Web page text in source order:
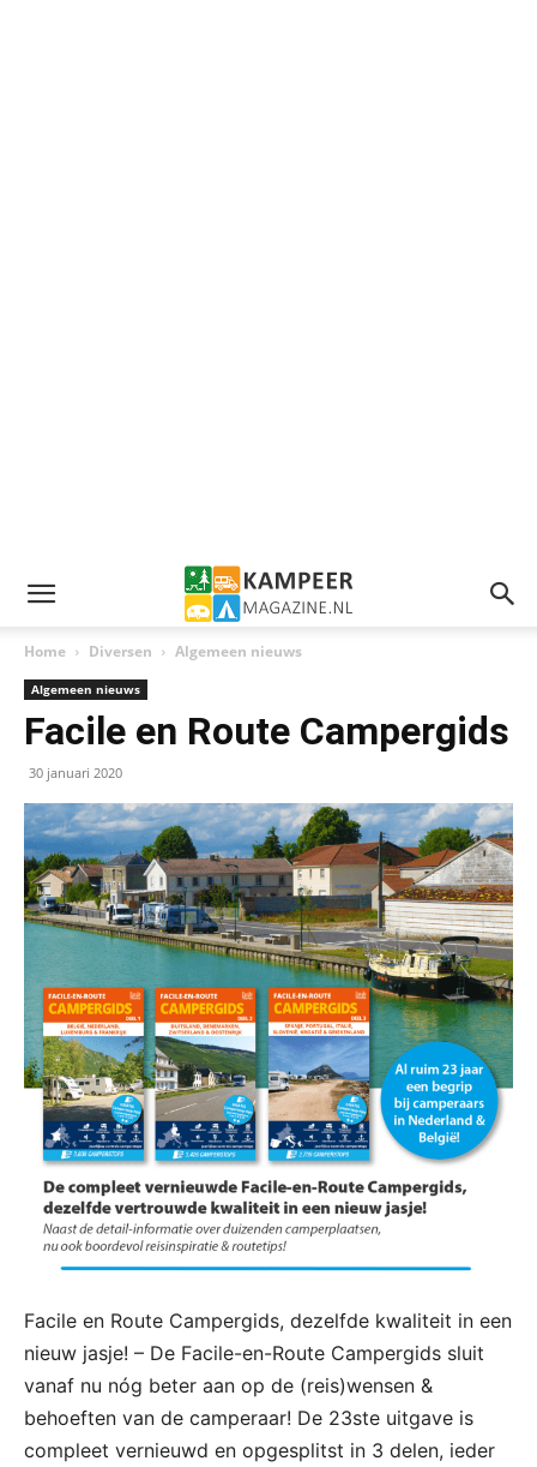
Home Diversen Algemeen nieuws
Algemeen nieuws
Facile en Route Campergids
30 januari 2020
Facile en Route Campergids, dezelfde kwaliteit in een
nieuw jasje! – De Facile-en-Route Campergids sluit
vanaf nu nóg beter aan op de (reis)wensen &
behoeften van de camperaar! De 23ste uitgave is
compleet vernieuwd en opgesplitst in 3 delen, ieder